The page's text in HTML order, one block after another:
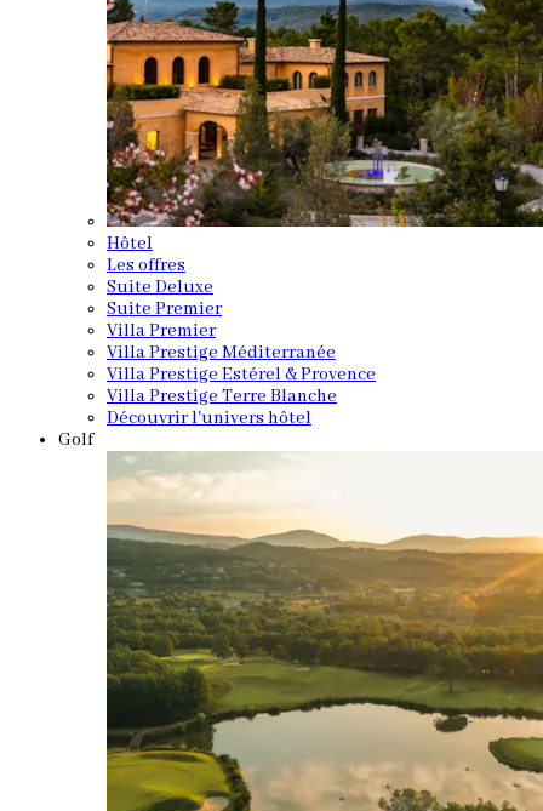
Hôtel
Les offres
Suite Deluxe
Suite Premier
Villa Premier
Villa Prestige Méditerranée
Villa Prestige Estérel & Provence
Villa Prestige Terre Blanche
Découvrir l'univers hôtel
Golf